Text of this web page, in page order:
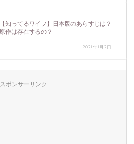
【知ってるワイフ】日本版のあらすじは？
原作は存在するの？
2021年1月2日
スポンサーリンク